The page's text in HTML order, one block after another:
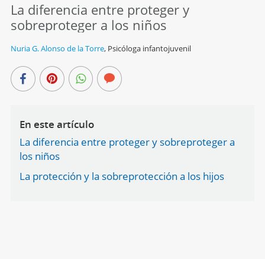
La diferencia entre proteger y
sobreproteger a los niños
Nuria G. Alonso de la Torre, Psicóloga infantojuvenil
En este artículo
La diferencia entre proteger y sobreproteger a
los niños
La protección y la sobreprotección a los hijos